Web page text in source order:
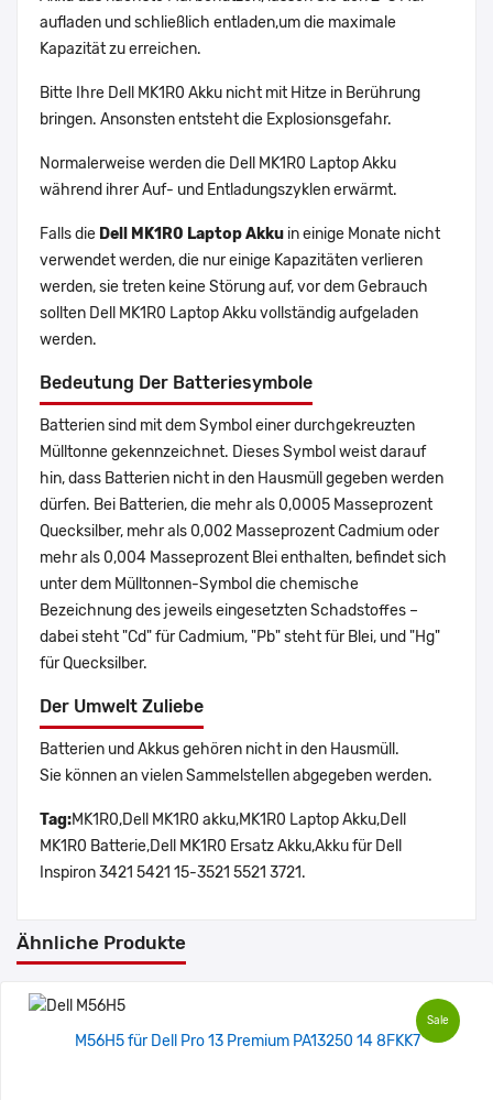
aufladen und schließlich entladen,um die maximale
Kapazität zu erreichen.
Bitte Ihre Dell MK1R0 Akku nicht mit Hitze in Berührung
bringen. Ansonsten entsteht die Explosionsgefahr.
Normalerweise werden die Dell MK1R0 Laptop Akku
während ihrer Auf- und Entladungszyklen erwärmt.
Falls die Dell MK1R0 Laptop Akku in einige Monate nicht
verwendet werden, die nur einige Kapazitäten verlieren
werden, sie treten keine Störung auf, vor dem Gebrauch
sollten Dell MK1R0 Laptop Akku vollständig aufgeladen
werden.
Bedeutung Der Batteriesymbole
Batterien sind mit dem Symbol einer durchgekreuzten
Mülltonne gekennzeichnet. Dieses Symbol weist darauf
hin, dass Batterien nicht in den Hausmüll gegeben werden
dürfen. Bei Batterien, die mehr als 0,0005 Masseprozent
Quecksilber, mehr als 0,002 Masseprozent Cadmium oder
mehr als 0,004 Masseprozent Blei enthalten, befindet sich
unter dem Mülltonnen-Symbol die chemische
Bezeichnung des jeweils eingesetzten Schadstoffes –
dabei steht "Cd" für Cadmium, "Pb" steht für Blei, und "Hg"
für Quecksilber.
Der Umwelt Zuliebe
Batterien und Akkus gehören nicht in den Hausmüll.
Sie können an vielen Sammelstellen abgegeben werden.
Tag:MK1R0,Dell MK1R0 akku,MK1R0 Laptop Akku,Dell
MK1R0 Batterie,Dell MK1R0 Ersatz Akku,Akku für Dell
Inspiron 3421 5421 15-3521 5521 3721.
Ähnliche Produkte
Sale
M56H5 für Dell Pro 13 Premium PA13250 14 8FKK7